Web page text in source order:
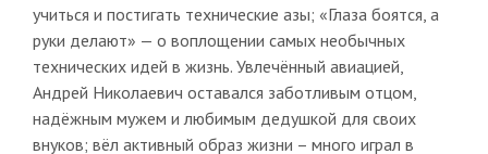
учиться и постигать технические азы; «Глаза боятся, а
руки делают» — о воплощении самых необычных
технических идей в жизнь. Увлечённый авиацией,
Андрей Николаевич оставался заботливым отцом,
надёжным мужем и любимым дедушкой для своих
внуков; вёл активный образ жизни – много играл в